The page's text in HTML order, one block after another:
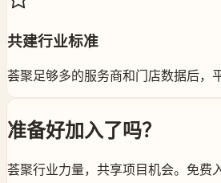
共建行业标准
荟聚足够多的服务商和门店数据后，
准备好加入了吗？
荟聚行业力量，共享项目机会。免费